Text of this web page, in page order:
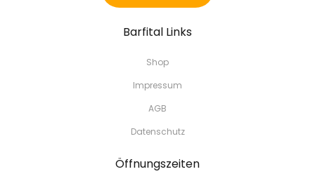
Barfital Links
Shop
Impressum
AGB
Datenschutz
Öffnungszeiten